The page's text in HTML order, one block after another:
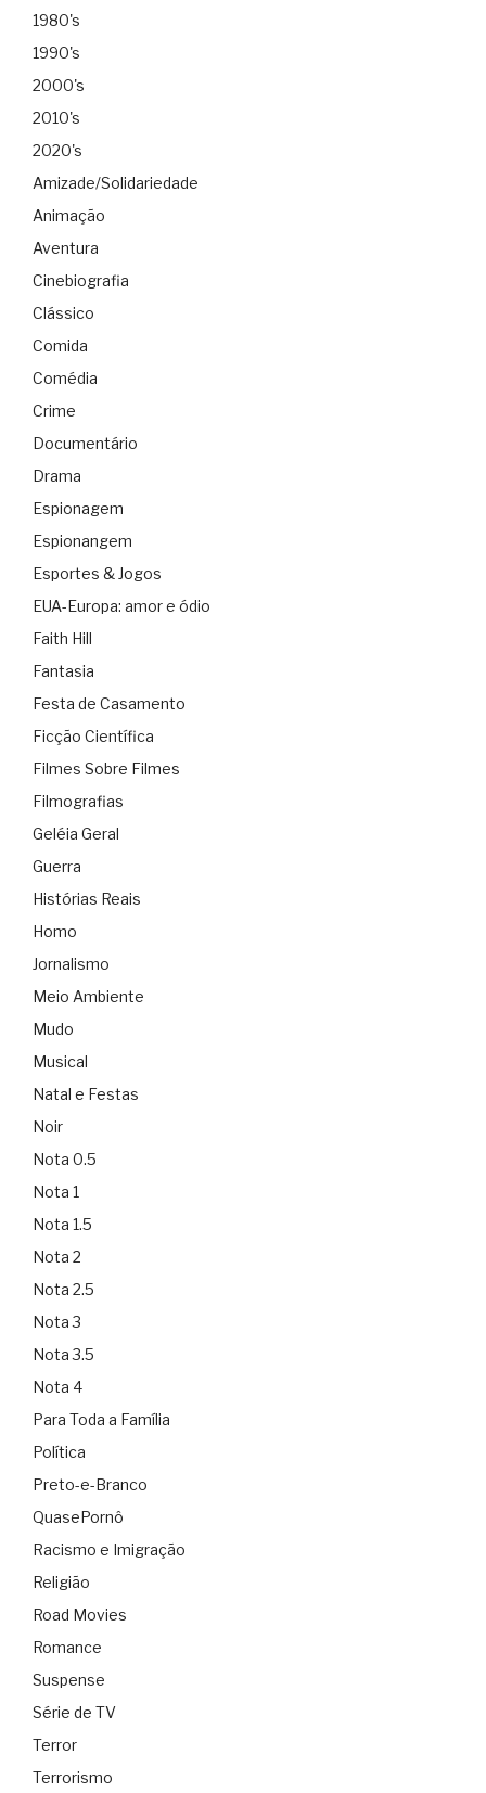
1980's
1990's
2000's
2010's
2020's
Amizade/Solidariedade
Animação
Aventura
Cinebiografia
Clássico
Comida
Comédia
Crime
Documentário
Drama
Espionagem
Espionangem
Esportes & Jogos
EUA-Europa: amor e ódio
Faith Hill
Fantasia
Festa de Casamento
Ficção Científica
Filmes Sobre Filmes
Filmografias
Geléia Geral
Guerra
Histórias Reais
Homo
Jornalismo
Meio Ambiente
Mudo
Musical
Natal e Festas
Noir
Nota 0.5
Nota 1
Nota 1.5
Nota 2
Nota 2.5
Nota 3
Nota 3.5
Nota 4
Para Toda a Família
Política
Preto-e-Branco
QuasePornô
Racismo e Imigração
Religião
Road Movies
Romance
Suspense
Série de TV
Terror
Terrorismo